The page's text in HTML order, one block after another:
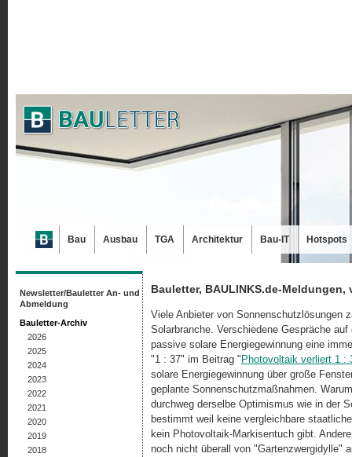
Bauletter, BAULINKS.de-Meldungen,
Viele Anbieter von Sonnenschutzlösungen
Solarbranche. Verschiedene Gespräche
passive solare Energiegewinnung eine
"1 : 37" im Beitrag " Photovoltaik verliert 1 :
solare Energiegewinnung über große
geplante Sonnenschutzmaßnahmen.
durchweg derselbe Optimismus wie in der
bestimmt weil keine vergleichbare
kein Photovoltaik-Markisentuch gibt.
noch nicht überall von "Gartenzwergidylle"
Newsletter/Bauletter An- und
Abmeldung
Bauletter-Archiv
2026
2025
2024
2023
2022
2021
2020
2019
2018
Bau Ausbau TGA Architektur Bau-IT Hotspots